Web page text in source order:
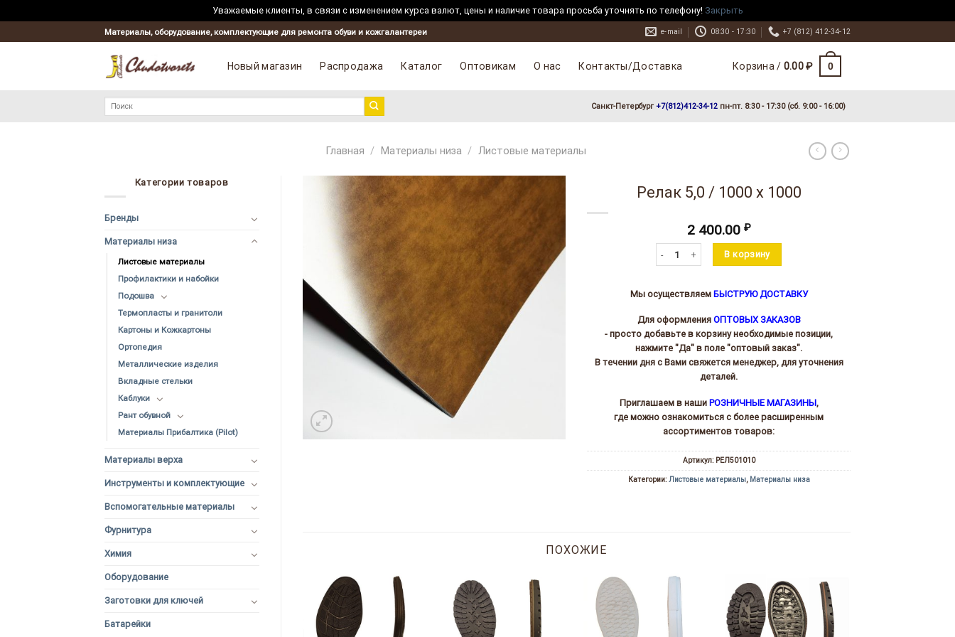
Уважаемые клиенты, в связи с изменением курса валют, цены и наличие товара просьба уточнять по телефону! Закрыть
to
Материалы, оборудование, комплектующие для ремонта обуви и кожгалантереи e-mail 08:30 - 17:30 +7 (812) 412-34-12
Новый магазин Распродажа Каталог Оптовикам О нас Контакты/Доставка Корзина / 0.00₽ 0
Искать:
Санкт-Петербург +7(812)412-34-12 пн-пт. 8:30 - 17:30 (сб. 9:00 - 16:00)
Главная / Материалы низа / Листовые материалы
Категории товаров
Бренды
Материалы низа
Листовые материалы
Профилактики и набойки
Подошва
Термопласты и гранитоли
Картоны и Кожкартоны
Ортопедия
Металлические изделия
Вкладные стельки
Каблуки
Рант обувной
Материалы Прибалтика (Pilot)
Материалы верха
Инструменты и комплектующие
Вспомогательные материалы
Фурнитура
Химия
Оборудование
Заготовки для ключей
Батарейки
Релак 5,0 / 1000 х 1000
2 400.00 ₽
Количество товара Релак 5,0 / 1000 х 1000
В корзину
Мы осуществляем БЫСТРУЮ ДОСТАВКУ
Для оформления ОПТОВЫХ ЗАКАЗОВ
- просто добавьте в корзину необходимые позиции,
нажмите "Да" в поле "оптовый заказ".
В течении дня с Вами свяжется менеджер, для уточнения
деталей.
Приглашаем в наши РОЗНИЧНЫЕ МАГАЗИНЫ,
где можно ознакомиться с более расширенным
ассортиментов товаров:
Артикул: РЕЛ501010
Категории: Листовые материалы, Материалы низа
ПОХОЖИЕ